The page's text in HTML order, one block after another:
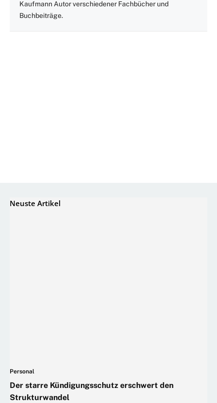
Kaufmann Autor verschiedener Fachbücher und
Buchbeiträge.
Neuste Artikel
Personal
Der starre Kündigungsschutz erschwert den
Strukturwandel